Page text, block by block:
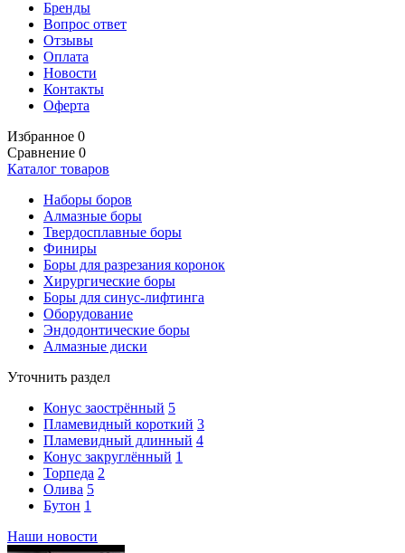
Бренды
Вопрос ответ
Отзывы
Оплата
Новости
Контакты
Оферта
Избранное 0
Сравнение 0
Каталог товаров
Наборы боров
Алмазные боры
Твердосплавные боры
Финиры
Боры для разрезания коронок
Хирургические боры
Боры для синус-лифтинга
Оборудование
Эндодонтические боры
Алмазные диски
Уточнить раздел
Конус заострённый 5
Пламевидный короткий 3
Пламевидный длинный 4
Конус закруглённый 1
Торпеда 2
Олива 5
Бутон 1
Наши новости